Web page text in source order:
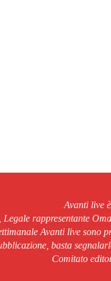
Avanti live
rappresentante
Avanti live sono
basta
Comitato